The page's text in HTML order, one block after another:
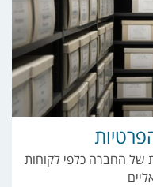
של החברה כלפי לקוחות